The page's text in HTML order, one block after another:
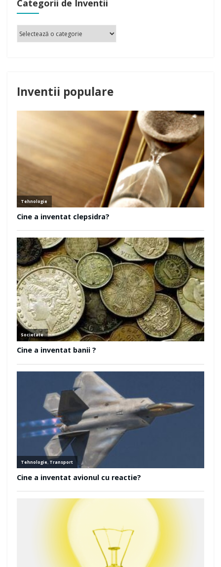
Categorii de Inventii
Inventii populare